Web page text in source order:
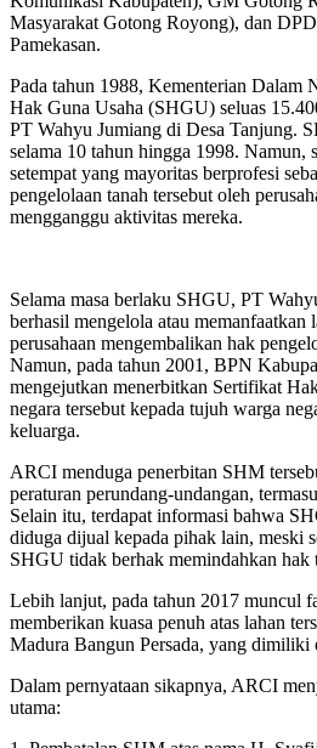
Masyarakat Gotong Royong), dan
Pamekasan.
Pada tahun 1988, Kementerian Dalam
Hak Guna Usaha (SHGU) seluas
PT Wahyu Jumiang di Desa Tanjung.
selama 10 tahun hingga 1998. Namun,
setempat yang mayoritas berprofesi
pengelolaan tanah tersebut oleh
mengganggu aktivitas mereka.
Selama masa berlaku SHGU, PT
berhasil mengelola atau memanfaatkan
perusahaan mengembalikan hak
Namun, pada tahun 2001, BPN
mengejutkan menerbitkan Sertifikat
negara tersebut kepada tujuh warga
keluarga.
ARCI menduga penerbitan SHM
peraturan perundang-undangan,
Selain itu, terdapat informasi bahwa
diduga dijual kepada pihak lain, meski
SHGU tidak berhak memindahkan hak
Lebih lanjut, pada tahun 2017 muncul
memberikan kuasa penuh atas lahan
Madura Bangun Persada, yang
Dalam pernyataan sikapnya, ARCI
utama: